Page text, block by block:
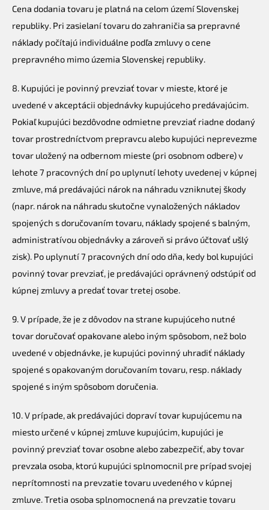
Cena dodania tovaru je platná na celom území Slovenskej
republiky. Pri zasielaní tovaru do zahraničia sa prepravné
náklady počítajú individuálne podľa zmluvy o cene
prepravného mimo územia Slovenskej republiky.
8. Kupujúci je povinný prevziať tovar v mieste, ktoré je
uvedené v akceptácii objednávky kupujúceho predávajúcim.
Pokiaľ kupujúci bezdôvodne odmietne prevziať riadne dodaný
tovar prostredníctvom prepravcu alebo kupujúci neprevezme
tovar uložený na odbernom mieste (pri osobnom odbere) v
lehote 7 pracovných dní po uplynutí lehoty uvedenej v kúpnej
zmluve, má predávajúci nárok na náhradu vzniknutej škody
(napr. nárok na náhradu skutočne vynaložených nákladov
spojených s doručovaním tovaru, náklady spojené s balným,
administratívou objednávky a zároveň si právo účtovať ušlý
zisk). Po uplynutí 7 pracovných dní odo dňa, kedy bol kupujúci
povinný tovar prevziať, je predávajúci oprávnený odstúpiť od
kúpnej zmluvy a predať tovar tretej osobe.
9. V prípade, že je z dôvodov na strane kupujúceho nutné
tovar doručovať opakovane alebo iným spôsobom, než bolo
uvedené v objednávke, je kupujúci povinný uhradiť náklady
spojené s opakovaným doručovaním tovaru, resp. náklady
spojené s iným spôsobom doručenia.
10. V prípade, ak predávajúci dopraví tovar kupujúcemu na
miesto určené v kúpnej zmluve kupujúcim, kupujúci je
povinný prevziať tovar osobne alebo zabezpečiť, aby tovar
prevzala osoba, ktorú kupujúci splnomocnil pre prípad svojej
neprítomnosti na prevzatie tovaru uvedeného v kúpnej
zmluve. Tretia osoba splnomocnená na prevzatie tovaru